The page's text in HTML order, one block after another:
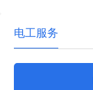
电工服务